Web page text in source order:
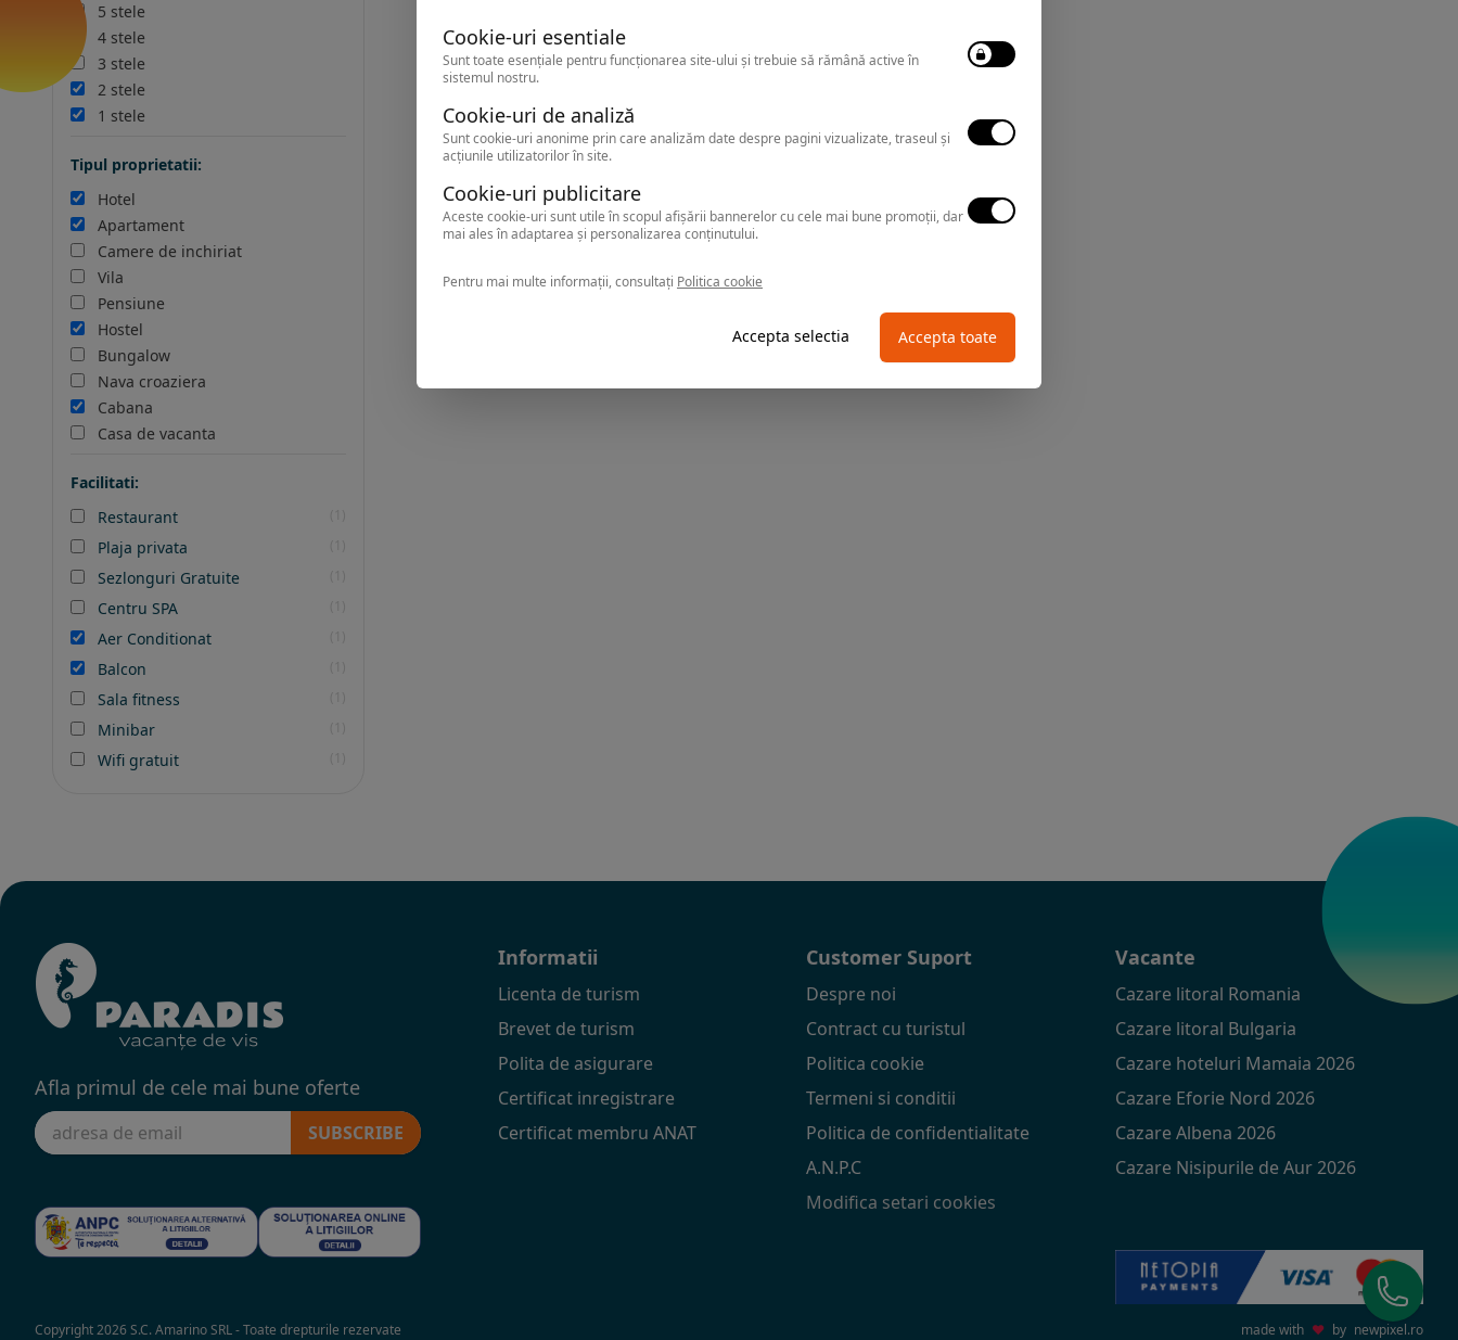
5 stele
4 stele
3 stele
2 stele
1 stele
Tipul proprietatii:
Hotel
Apartament
Camere de inchiriat
Vila
Pensiune
Hostel
Bungalow
Nava croaziera
Cabana
Casa de vacanta
Facilitati:
Restaurant
Plaja privata
Sezlonguri Gratuite
Centru SPA
Aer Conditionat
Balcon
Sala fitness
Minibar
Wifi gratuit
Afla primul de cele mai bune oferte
SUBSCRIBE
Informatii
Licenta de turism
Brevet de turism
Polita de asigurare
Certificat inregistrare
Certificat membru ANAT
Customer Suport
Despre noi
Contract cu turistul
Politica cookie
Termeni si conditii
Politica de confidentialitate
A.N.P.C
Modifica setari cookies
Vacante
Cazare litoral Romania
Cazare litoral Bulgaria
Cazare hoteluri Mamaia 2026
Cazare Eforie Nord 2026
Cazare Albena 2026
Cazare Nisipurile de Aur 2026
Copyright 2026 S.C. Amarino SRL - Toate drepturile rezervate
made with ♥ by newpixel.ro
Cookie-uri esentiale
Sunt toate esențiale pentru funcționarea site-ului și trebuie să rămână active în
sistemul nostru.
Cookie-uri de analiză
Sunt cookie-uri anonime prin care analizăm date despre pagini vizualizate, traseul și
acțiunile utilizatorilor în site.
Cookie-uri publicitare
Aceste cookie-uri sunt utile în scopul afișării bannerelor cu cele mai bune promoții, dar
mai ales în adaptarea și personalizarea conținutului.
Pentru mai multe informații, consultați Politica cookie
Accepta selectia Accepta toate